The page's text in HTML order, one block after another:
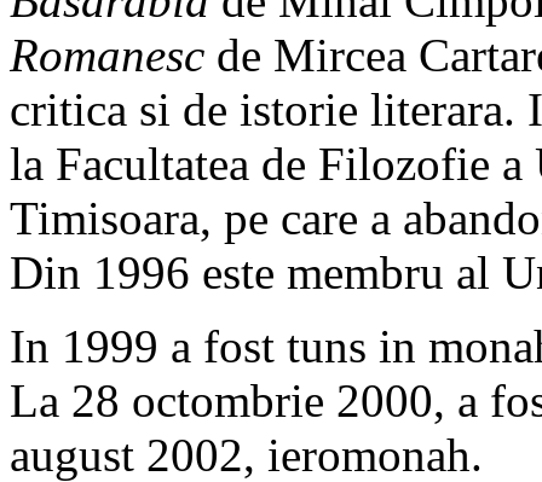
Romanesc de Mircea
critica si de istorie literara.
la Facultatea de Filozofie
Timisoara, pe care a
Din 1996 este membru al
In 1999 a fost tuns in
La 28 octombrie 2000, a
august 2002, ieromonah.